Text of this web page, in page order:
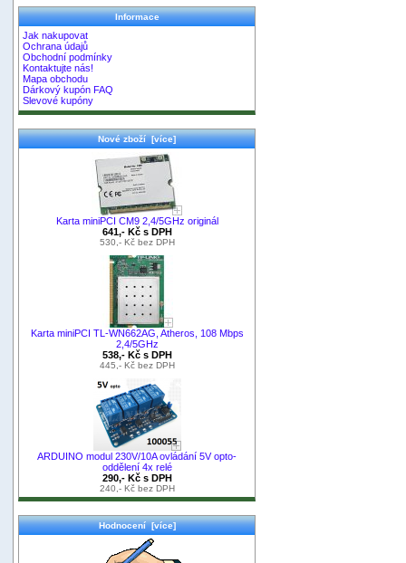
Informace
Jak nakupovat
Ochrana údajů
Obchodní podmínky
Kontaktujte nás!
Mapa obchodu
Dárkový kupón FAQ
Slevové kupóny
Nové zboží [více]
Karta miniPCI CM9 2,4/5GHz originál
641,- Kč s DPH
530,- Kč bez DPH
Karta miniPCI TL-WN662AG, Atheros, 108 Mbps
2,4/5GHz
538,- Kč s DPH
445,- Kč bez DPH
ARDUINO modul 230V/10A ovládání 5V opto-
oddělení 4x relé
290,- Kč s DPH
240,- Kč bez DPH
Hodnocení [více]